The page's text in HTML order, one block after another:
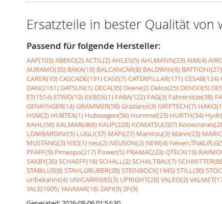
Ersatzteile in bester Qualität von
Passend für folgende Hersteller:
AAP(103)ABEKO(2)ACTIL(2)AHLES(5)AHLMANN(23)AIM(4)
AURAMO(35) BAKA(10) BALCANCAR(8) BALDWIN(8) BATTIONI(27)
CARER(10)CASCADE(191)CASE(7)CATERPILLAR(171)CESAB(124)
DAN(2161) DATSUN(1) DECA(35) Deere(2) Delco(25) DENSO(5)
ET(1514) ETWO(10) EXBOX(1) FABA(122) FAG(3) Fahrersitze(38)
GENKINGER(14)GRAMMER(58)Graziano(3)GRIPTECH(7)
HSM(2) HUBTEX(1) Hubwagen(56) Hummel(23) HURTH(34)
KAHL(56) KALMAR(466) KAUP(228) KOMATSU(207)
LOMBARDINI(5) LUGLI(37) MAFI(27) Manitou(3) Mann(23)
MUSTANG(3) N92(1) neu(2) NEUSON(2) NEW(4)
PFAFF(9) Pimespo(217) Power(5) PRAMAC(23)QTECK(19)
SAXBY(30)SCHAEFF(18)SCHALL(2)SCHALTBAU(7)
STABILUS(8)STAHLGRUBER(28)STEINBOCK(1945)STILL(30)
unbekannt(4) UNICARRIERS(3) UPRIGHT(28)VALEO(2)
YALE(1005)YANMAR(16)ZAPI(9)ZF(9)